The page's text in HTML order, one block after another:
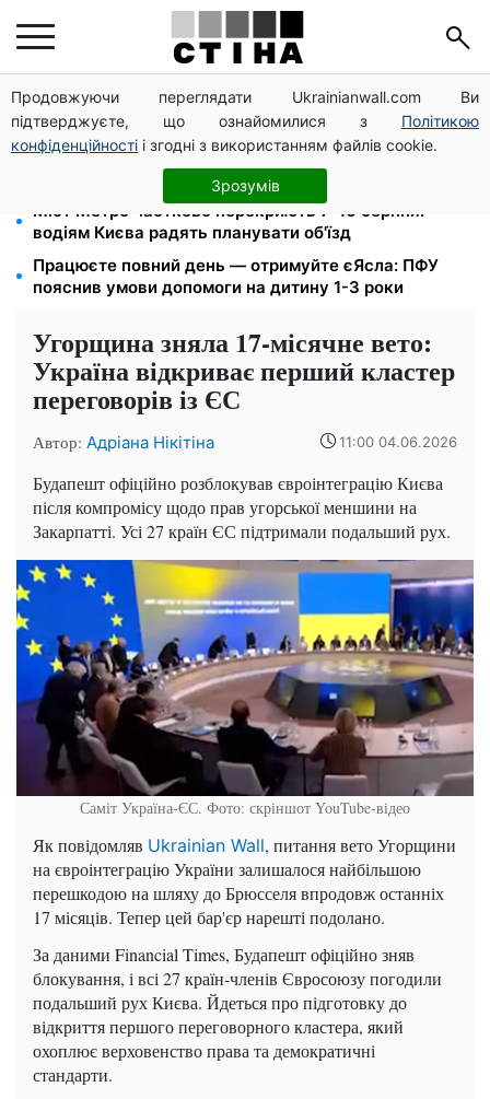
Продовжуючи переглядати Ukrainianwall.com Ви
підтверджуєте, що ознайомилися з Політикою
конфіденційності і згодні з використанням файлів cookie.
Зрозумів
200+ тисяч у СЗЧ, мільйони в розшуку: Федоров
розкрив план реформи мобілізації та ТЦК
Допомога людям з інвалідністю I-II групи: DRC,
Acted і NP реєструють просто вдома на Херсонщині
Міст Метро частково перекриють 7-10 серпня:
водіям Києва радять планувати об'їзд
Працюєте повний день — отримуйте єЯсла: ПФУ
пояснив умови допомоги на дитину 1-3 роки
Угорщина зняла 17-місячне вето:
Україна відкриває перший кластер
переговорів із ЄС
Автор: Адріана Нікітіна 11:00 04.06.2026
Будапешт офіційно розблокував євроінтеграцію Києва
після компромісу щодо прав угорської меншини на
Закарпатті. Усі 27 країн ЄС підтримали подальший рух.
Саміт Україна-ЄС. Фото: скріншот YouTube-відео
Як повідомляв Ukrainian Wall, питання вето Угорщини
на євроінтеграцію України залишалося найбільшою
перешкодою на шляху до Брюсселя впродовж останніх
17 місяців. Тепер цей бар'єр нарешті подолано.
За даними Financial Times, Будапешт офіційно зняв
блокування, і всі 27 країн-членів Євросоюзу погодили
подальший рух Києва. Йдеться про підготовку до
відкриття першого переговорного кластера, який
охоплює верховенство права та демократичні
стандарти.